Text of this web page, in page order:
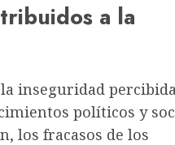
a la
inseguridad
políticos y
los fracasos de los